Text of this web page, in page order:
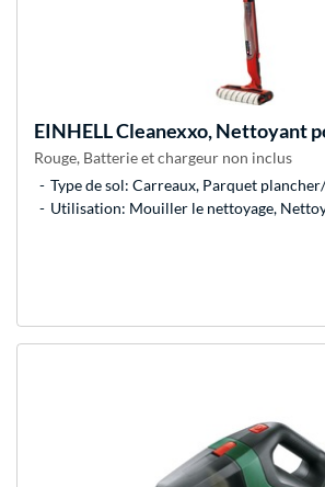
EINHELLCleanexxo, Nettoyant
Rouge, Batterie et chargeur non inclus
Type de sol: Carreaux, Parquet
Utilisation: Mouiller le nettoyage,